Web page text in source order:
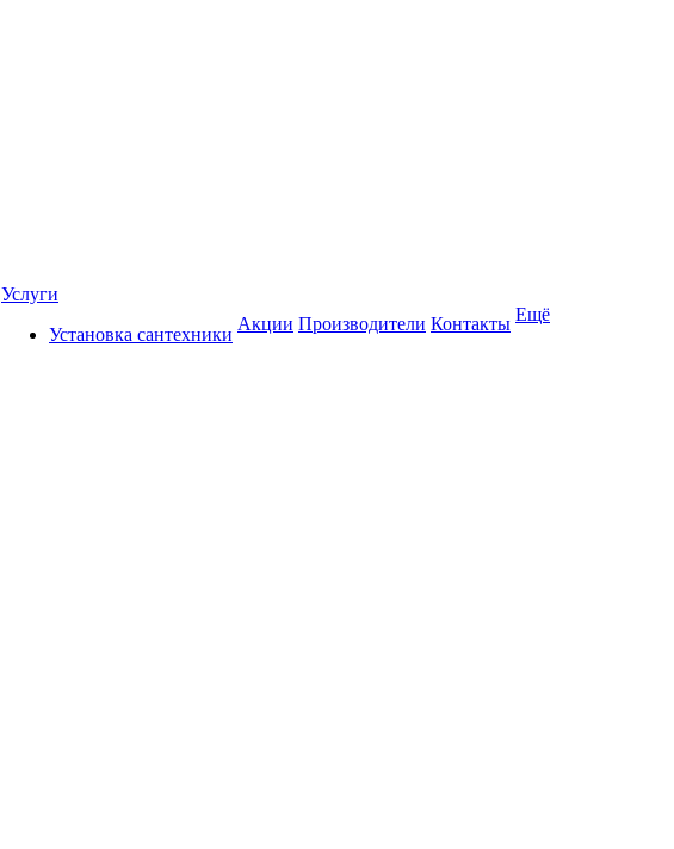
Услуги
Установка сантехники
Акции Производители Контакты Ещё